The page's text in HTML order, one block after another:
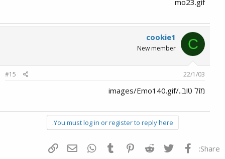
mo23.gif
C
cookie1
New member
22/1/03
#15
מזל טוב../images/Emo140.gif
You must log in or register to reply here.
Share: פייסבוק Twitter
Reddit
Pinterest
Tumblr
WhatsAppדואר אלקטרוני